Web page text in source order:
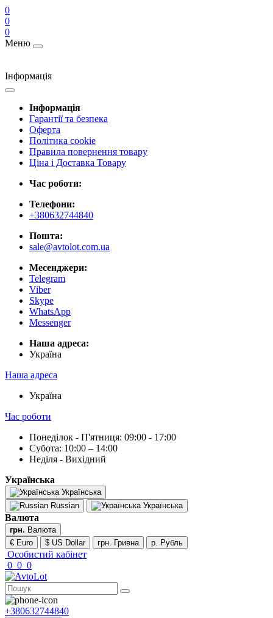
0
0
0
Меню
Інформація
Інформація
Гарантії та безпека
Оферта
Політика cookie
Правила повернення товару
Ціна і Доставка Товару
Час роботи:
Телефони:
+380632744840
Пошта:
sale@avtolot.com.ua
Месенджери:
Telegram
Viber
Skype
WhatsApp
Messenger
Наша адреса:
Українa
Наша адреса
Українa
Час роботи
Понеділок - П'ятниця: 09:00 - 17:00
Субота: 10:00 – 14:00
Неділя - Вихідний
Українська
Українська
Russian
Українська
Валюта
грн. Валюта
€ Euro
$ US Dollar грн. Гривна р. Рубль
Особистий кабінет
0 0 0
+380632744840